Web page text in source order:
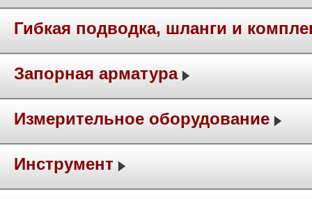
Гибкая подводка, шланги и
Запорная арматура
Измерительное оборудование
Инструмент